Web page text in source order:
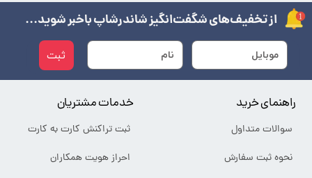
ثبت
از تخفیف‌های شگفت‌انگیز شاندرشاپ باخبر شوید...
خدمات مشتریان
ثبت تراکنش کارت به کارت
احراز هویت همکاران
راهنمای خرید
سوالات متداول
نحوه ثبت سفارش